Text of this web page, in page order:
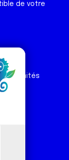
de votre
& comités